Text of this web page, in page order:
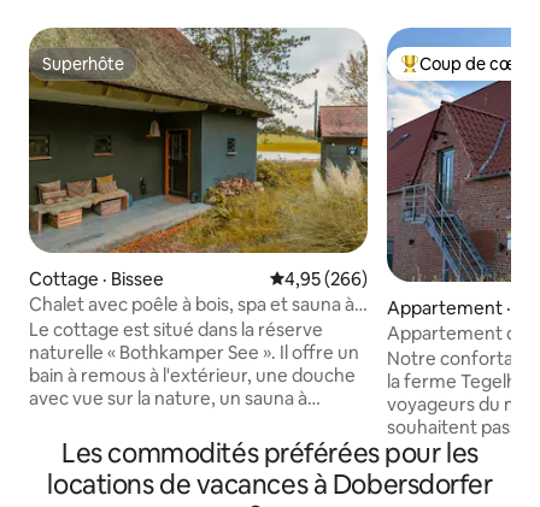
Superhôte
Superhôte
Cottage · Bissee Note moyenne de 4,95 sur 5,
4,95 (266)
Chalet avec poêle à bois, spa et sauna à
vapeur
Le cottage est situé dans la réserve
naturelle « Bothkamper See ». Il offre un
bain à remous à l'extérieur, une douche
avec vue sur la nature, un sauna à
canapé XXL et un lit super king-size, une
cuisine entièrement équipée, une
machine à glaçons, un système de
Coup de cœur
Coup de cœur
Appartement ·
Appartement de
Notre
la ferme
voyageurs du
souhaitent
découvrir la
Baltique. C'est
à grains de
Les commodités préférées pour les
locations de vacances à Dobersdorfer